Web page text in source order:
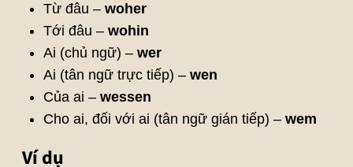
Từ đâu – woher
Tới đâu – wohin
Ai (chủ ngữ) – wer
Ai (tân ngữ trực tiếp) – wen
Của ai – wessen
Cho ai, đối với ai (tân ngữ gián tiếp) – wem
Ví dụ